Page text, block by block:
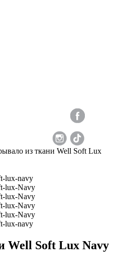
из ткани Well Soft Lux
Well Soft Lux Navy